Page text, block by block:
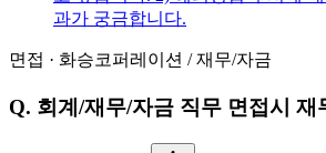
과가 궁금합니다.
면접 · 화승코퍼레이션 /재무/자금
Q. 회계/재무/자금 직무 면접시 재